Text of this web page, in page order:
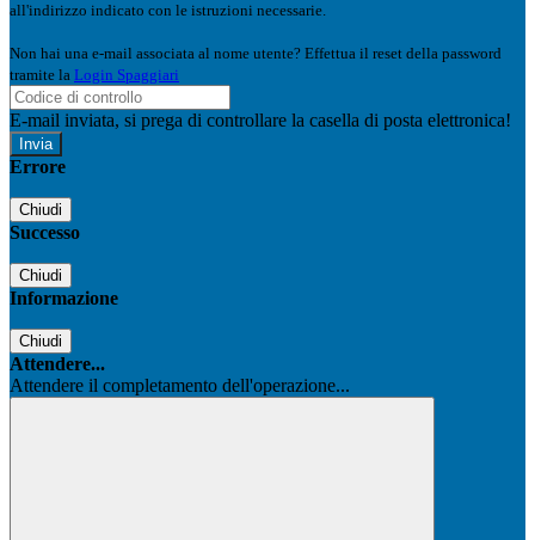
all'indirizzo indicato con le istruzioni necessarie.
Non hai una e-mail associata al nome utente? Effettua il reset della password
tramite la Login Spaggiari
E-mail inviata, si prega di controllare la casella di posta elettronica!
Errore
Chiudi
Successo
Chiudi
Informazione
Chiudi
Attendere...
Attendere il completamento dell'operazione...